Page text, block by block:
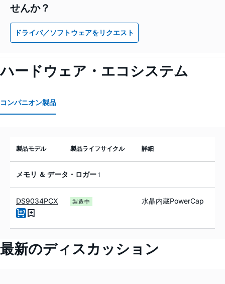
せんか？
ドライバ／ソフトウェアをリクエスト
ハードウェア・エコシステム
コンパニオン製品
製品モデル 製品ライフサイクル 詳細
メモリ ＆ データ・ロガー 1
DS9034PCX 製造中 水晶内蔵PowerCap
最新のディスカッション